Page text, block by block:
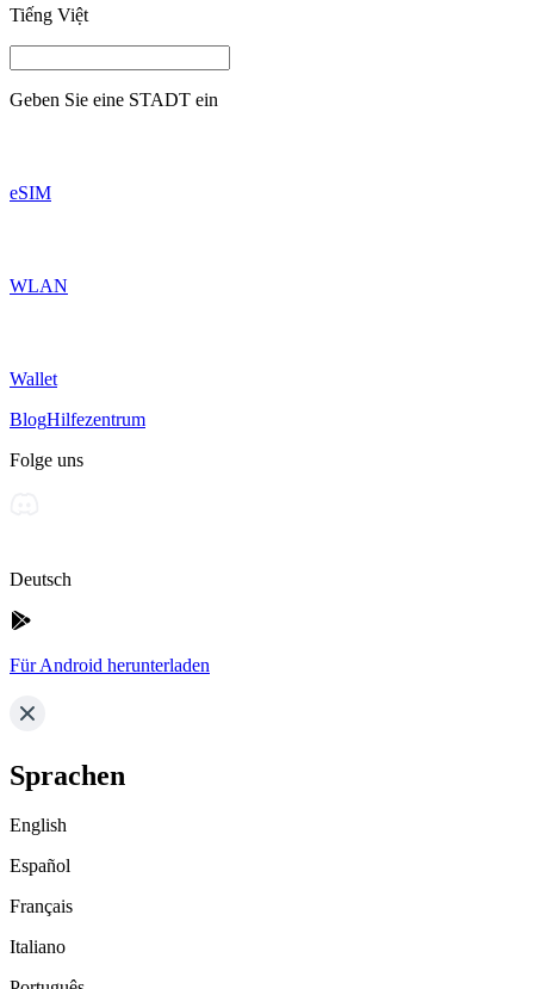
Tiếng Việt
Geben Sie eine STADT ein
eSIM
WLAN
Wallet
BlogHilfezentrum
Folge uns
Deutsch
Für Android herunterladen
Sprachen
English
Español
Français
Italiano